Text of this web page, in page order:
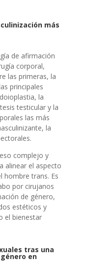
más
de afirmación
corporal,
las primeras, la
principales
la
testicular y la
las más
la
complejo y
alinear el aspecto
hombre trans. Es
por cirujanos
de género,
estéticos y
el bienestar
tras una
en